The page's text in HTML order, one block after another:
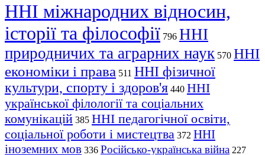
ННІ міжнародних відносин,
історії та філософії 796 ННІ
природничих та аграрних наук 570 ННІ
економіки і права 511 ННІ фізичної
культури, спорту і здоров'я 440 ННІ
української філології та соціальних
комунікацій 385 ННІ педагогічної освіти,
соціальної роботи і мистецтва 372 ННІ
іноземних мов 336 Російсько-українська війна 227